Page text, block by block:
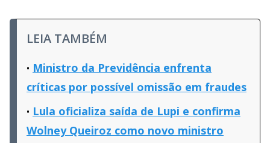
LEIA TAMBÉM
Ministro da Previdência enfrenta
críticas por possível omissão em fraudes
Lula oficializa saída de Lupi e confirma
Wolney Queiroz como novo ministro